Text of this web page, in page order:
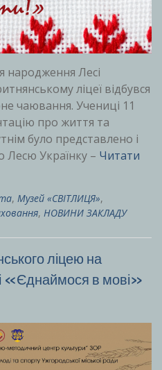
народження Лесі
ліцеї відбувся
чаювання. Учениці 11
про життя та
було представлено і
Лесю Українку – Читати
, Музей «СВІТЛИЦЯ»,
, НОВИНИ ЗАКЛАДУ
ліцею на
«Єднаймося в мові»